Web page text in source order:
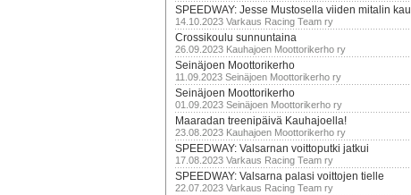
SPEEDWAY: Jesse Mustosella viiden mitalin
14.10.2023 Varkaus Racing Team ry
Crossikoulu sunnuntaina
26.09.2023 Kauhajoen Moottorikerho ry
Seinäjoen Moottorikerho
11.09.2023 Seinäjoen Moottorikerho ry
Seinäjoen Moottorikerho
01.09.2023 Seinäjoen Moottorikerho ry
Maaradan treenipäivä Kauhajoella!
23.08.2023 Kauhajoen Moottorikerho ry
SPEEDWAY: Valsarnan voittoputki jatkui
17.08.2023 Varkaus Racing Team ry
SPEEDWAY: Valsarna palasi voittojen tielle
22.07.2023 Varkaus Racing Team ry